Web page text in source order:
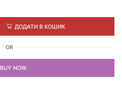
ДОДАТИ В КОШИК
OR
BUY NOW